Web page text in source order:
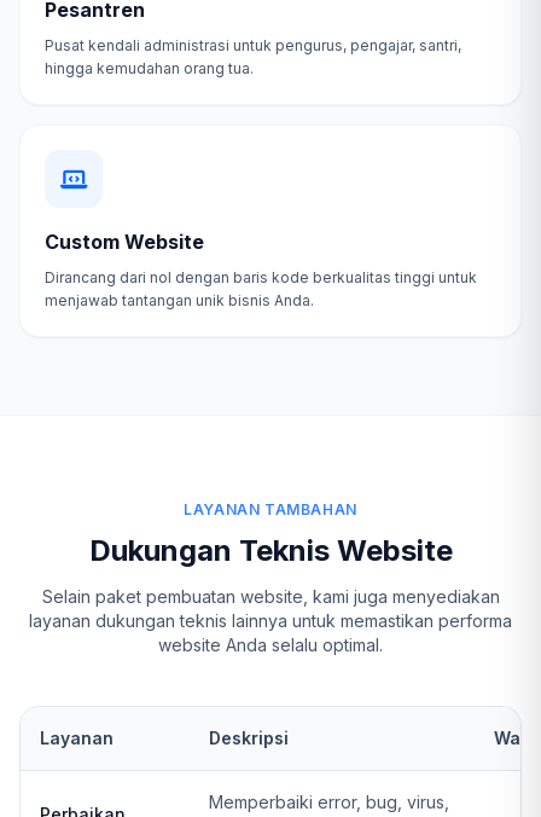
Pesantren
Pusat kendali administrasi untuk pengurus, pengajar, santri,
hingga kemudahan orang tua.
Custom Website
Dirancang dari nol dengan baris kode berkualitas tinggi untuk
menjawab tantangan unik bisnis Anda.
LAYANAN TAMBAHAN
Dukungan Teknis Website
Selain paket pembuatan website, kami juga menyediakan
layanan dukungan teknis lainnya untuk memastikan performa
website Anda selalu optimal.
Layanan Deskripsi
Memperbaiki error, bug, virus,